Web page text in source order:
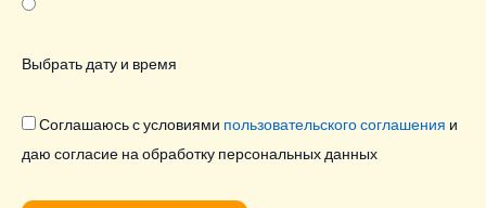
Выбрать дату и время
Соглашаюсь с условиями пользовательского соглашения и
даю согласие на обработку персональных данных